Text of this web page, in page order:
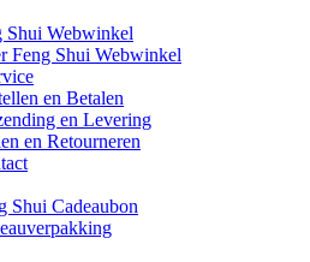
Shui Webwinkel
Feng Shui Webwinkel
en Betalen
en Levering
en Retourneren
Shui Cadeaubon